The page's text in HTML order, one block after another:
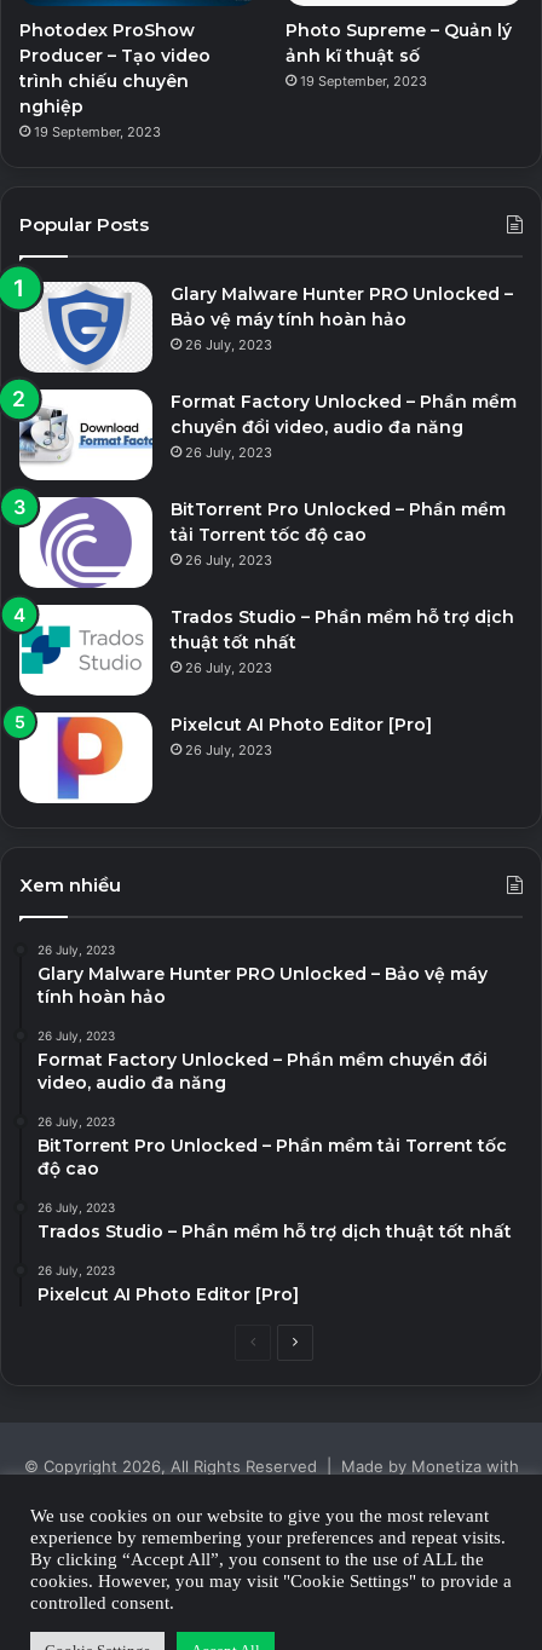
Photodex ProShow
Producer – Tạo video
trình chiếu chuyên
nghiệp
19 September, 2023
Photo Supreme – Quản lý
ảnh kĩ thuật số
19 September, 2023
Popular Posts
Glary Malware Hunter PRO Unlocked –
Bảo vệ máy tính hoàn hảo
26 July, 2023
Format Factory Unlocked – Phần mềm
chuyển đổi video, audio đa năng
26 July, 2023
BitTorrent Pro Unlocked – Phần mềm
tải Torrent tốc độ cao
26 July, 2023
Trados Studio – Phần mềm hỗ trợ dịch
thuật tốt nhất
26 July, 2023
Pixelcut AI Photo Editor [Pro]
26 July, 2023
Xem nhiều
26 July, 2023
Glary Malware Hunter PRO Unlocked – Bảo vệ máy
tính hoàn hảo
26 July, 2023
Format Factory Unlocked – Phần mềm chuyển đổi
video, audio đa năng
26 July, 2023
BitTorrent Pro Unlocked – Phần mềm tải Torrent tốc
độ cao
26 July, 2023
Trados Studio – Phần mềm hỗ trợ dịch thuật tốt nhất
26 July, 2023
Pixelcut AI Photo Editor [Pro]
PreviousNext
© Copyright 2026, All Rights Reserved | Made by Monetiza with
Privacy Policy
We use cookies on our website to give you the most relevant
experience by remembering your preferences and repeat visits.
By clicking “Accept All”, you consent to the use of ALL the
cookies. However, you may visit "Cookie Settings" to provide a
controlled consent.